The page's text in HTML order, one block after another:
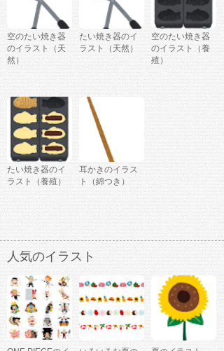
空のたい焼き器
のイラスト（天
然）
たい焼き器のイ
ラスト（天然）
空のたい焼き器
のイラスト（養
殖）
たい焼き器のイ
ラスト（養殖）
耳かきのイラス
ト（綿つき）
人気のイラスト